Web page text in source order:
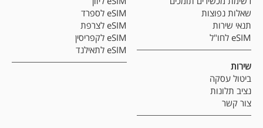
שאלות נפוצות
תנאי שירות
eSIM לחו"ל
שירות
ביטול עסקה
נציב תלונות
צור קשר
eSIM לספרד
eSIM לצרפת
eSIM לקפריסין
eSIM לתאילנד